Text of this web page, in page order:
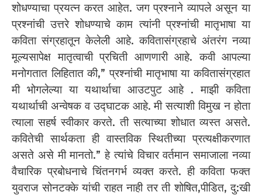
शोधण्याचा प्रयत्न करत आहेत. जग प्रश्नाने व्यापले असून या
प्रश्नांची उत्तरे शोधण्याचे काम त्यांनी प्रश्नांची मातृभाषा या
कविता संग्रहातून केलेली आहे. कवितासंग्रहाचे अंतरंग नव्या
मूल्यसापेक्ष मातृत्वाची प्रचिती आणणारी आहे. कवी आपल्या
मनोगतात लिहितात की,” प्रश्नांची मातृभाषा या कवितासंग्रहात
मी भोगलेल्या या यथार्थाचा आउटपुट आहे . माझी कविता
यथार्थाची अन्वेषक व उद्घाटक आहे. मी सत्याशी विमुख न होता
त्याला सहर्ष स्वीकार करते. ती सत्याच्या शोधात व्यस्त असते.
कवितेची सार्थकता ही वास्तविक स्थितीच्या प्रत्यक्षीकरणात
असते असे मी मानतो.” हे त्यांचे विचार वर्तमान समाजाला नव्या
वैचारिक प्रबोधनाचे चिंतनगर्भ व्यक्त करते. ही कविता फक्त
युवराज सोनटक्के यांची राहत नाही तर ती शोषित,पीडित, दु:खी